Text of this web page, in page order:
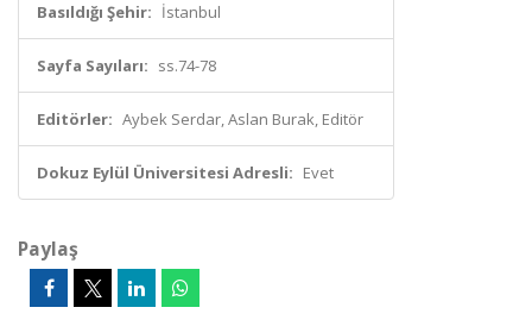
Basıldığı Şehir: İstanbul
Sayfa Sayıları: ss.74-78
Editörler: Aybek Serdar, Aslan Burak, Editör
Dokuz Eylül Üniversitesi Adresli: Evet
Paylaş